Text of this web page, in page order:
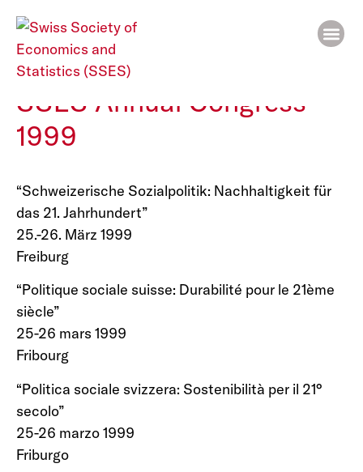
SSES Annual Congress
1999
“Schweizerische Sozialpolitik: Nachhaltigkeit für
das 21. Jahrhundert”
25.-26. März 1999
Freiburg
“Politique sociale suisse: Durabilité pour le 21ème
siècle”
25-26 mars 1999
Fribourg
“Politica sociale svizzera: Sostenibilità per il 21°
secolo”
25-26 marzo 1999
Friburgo